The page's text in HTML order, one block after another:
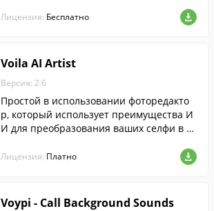
Лицензия: Бесплатно
Voila AI Artist
Версия: 2.6
Простой в использовании фоторедакто
р, который использует преимущества И
И для преобразования ваших селфи в п
ложения ряда прочих эффектов.
Лицензия: Платно
Voypi - Call Background Sounds